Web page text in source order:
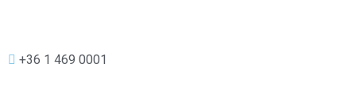
+36 1 469 0001